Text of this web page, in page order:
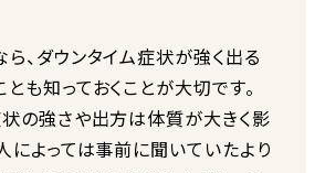
、ダウンタイム症状が強く出る
も知っておくことが大切です。
の強さや出方は体質が大きく影
によっては事前に聞いていたより